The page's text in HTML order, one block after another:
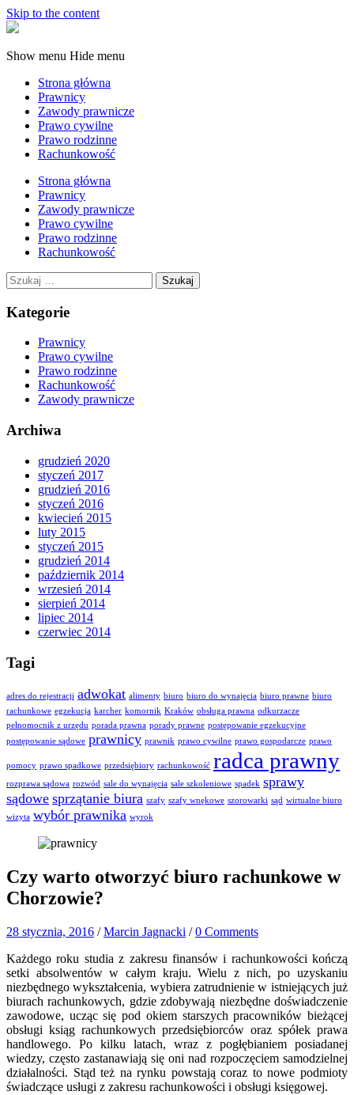
Skip to the content
Prawnik
Show menu Hide menu
Strona główna
Prawnicy
Zawody prawnicze
Prawo cywilne
Prawo rodzinne
Rachunkowość
Strona główna
Prawnicy
Zawody prawnicze
Prawo cywilne
Prawo rodzinne
Rachunkowość
Szukaj:
Kategorie
Prawnicy
Prawo cywilne
Prawo rodzinne
Rachunkowość
Zawody prawnicze
Archiwa
grudzień 2020
styczeń 2017
grudzień 2016
styczeń 2016
kwiecień 2015
luty 2015
styczeń 2015
grudzień 2014
październik 2014
wrzesień 2014
sierpień 2014
lipiec 2014
czerwiec 2014
Tagi
adres do rejestracji adwokat alimenty biuro biuro do wynajęcia biuro prawne biuro
rachunkowe egzekucja karcher komornik Kraków obsługa prawna odkurzacze
pełnomocnik z urzędu porada prawna porady prawne postępowanie egzekucyjne
postępowanie sądowe prawnicy prawnik prawo cywilne prawo gospodarcze prawo
pomocy prawo spadkowe przedsiębiory rachunkowość radca prawny
rozprawa sądowa rozwód sale do wynajęcia sale szkoleniowe spadek sprawy
sądowe sprzątanie biura szafy szafy wnękowe szorowarki sąd wirtualne biuro
wizyta wybór prawnika wyrok
Czy warto otworzyć biuro rachunkowe w
Chorzowie?
28 stycznia, 2016 /Marcin Jagnacki /0 Comments
Każdego roku studia z zakresu finansów i rachunkowości kończą
setki absolwentów w całym kraju. Wielu z nich, po uzyskaniu
niezbędnego wykształcenia, wybiera zatrudnienie w istniejących już
biurach rachunkowych, gdzie zdobywają niezbędne doświadczenie
zawodowe, ucząc się pod okiem starszych pracowników bieżącej
obsługi ksiąg rachunkowych przedsiębiorców oraz spółek prawa
handlowego. Po kilku latach, wraz z pogłębianiem posiadanej
wiedzy, często zastanawiają się oni nad rozpoczęciem samodzielnej
działalności. Stąd też na rynku powstają coraz to nowe podmioty
świadczące usługi z zakresu rachunkowości i obsługi księgowej.